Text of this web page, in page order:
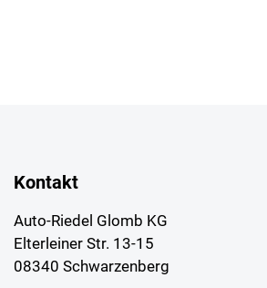
Kontakt
Auto-Riedel Glomb KG
Elterleiner Str. 13-15
08340 Schwarzenberg